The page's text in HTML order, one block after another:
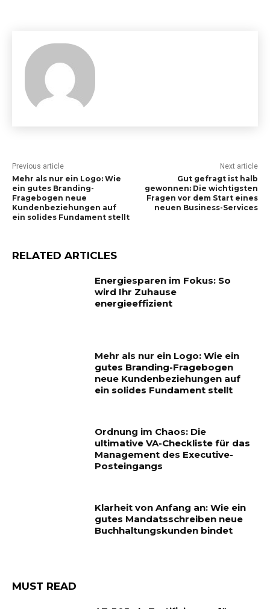
Previous article
Mehr als nur ein Logo: Wie
ein gutes Branding-
Fragebogen neue
Kundenbeziehungen auf
ein solides Fundament stellt
Next article
Gut gefragt ist halb
gewonnen: Die wichtigsten
Fragen vor dem Start eines
neuen Business-Services
RELATED ARTICLES
Energiesparen im Fokus: So
wird Ihr Zuhause
energieeffizient
Mehr als nur ein Logo: Wie ein
gutes Branding-Fragebogen
neue Kundenbeziehungen auf
ein solides Fundament stellt
Ordnung im Chaos: Die
ultimative VA-Checkliste für das
Management des Executive-
Posteingangs
Klarheit von Anfang an: Wie ein
gutes Mandatsschreiben neue
Buchhaltungskunden bindet
MUST READ